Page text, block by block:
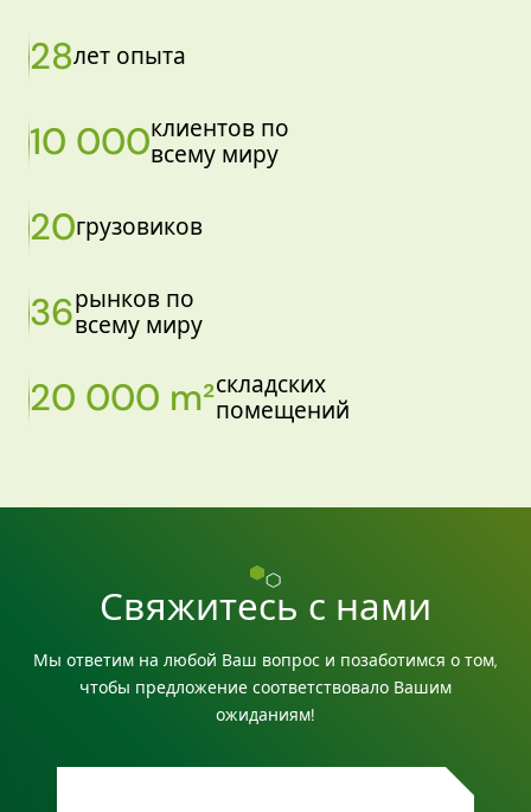
28лет опыта
10 000клиентов по
всему миру
20грузовиков
36рынков по
всему миру
20 000 m²складских
помещений
Свяжитесь с нами
Мы ответим на любой Ваш вопрос и позаботимся о том,
чтобы предложение соответствовало Вашим
ожиданиям!